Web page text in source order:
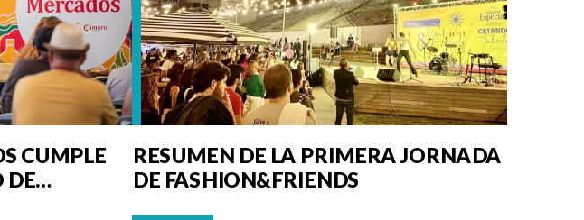
CUMPLE
DE
RESUMEN DE LA PRIMERA JORNADA
DE FASHION&FRIENDS